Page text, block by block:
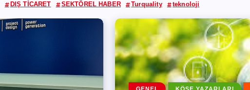
DIŞ TİCARET SEKTÖREL HABER Turquality teknoloji